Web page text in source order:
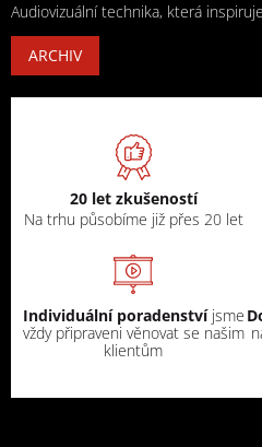
Audiovizuální technika, která inspiruje
ARCHIV
20 let zkušeností
Na trhu působíme již přes 20 let
Individuální poradenstvíjsme
vždy připraveni věnovat se našim
klientům